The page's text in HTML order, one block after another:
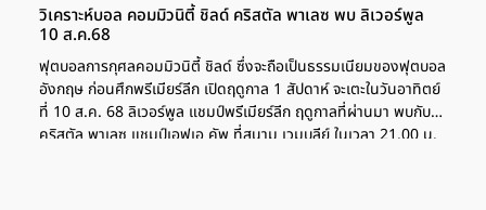
วิเคราะห์บอล คอมมิวนิตี้ ชิลด์ คริสตัล พาเลซ พบ ลิเวอร์พูล
10 ส.ค.68
ฟุตบอลการกุศลคอมมิวนิตี้ ชิลด์ ซึ่งจะถือเป็นธรรมเนียมของฟุตบอล
อังกฤษ ก่อนศึกพรีเมียร์ลีก เปิดฤดูกาล 1 สัปดาห์ จะเตะในวันอาทิตย์
ที่ 10 ส.ค. 68 ลิเวอร์พูล แชมป์พรีเมียร์ลีก ฤดูกาลที่ผ่านมา พบกับ
คริสตัล พาเลซ แชมป์เอฟเอ คัพ ที่สนาม เวมบลีย์ ในเวลา 21.00 น.